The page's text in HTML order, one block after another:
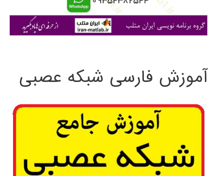
ی
آموزش فارسی شبکه عصبی